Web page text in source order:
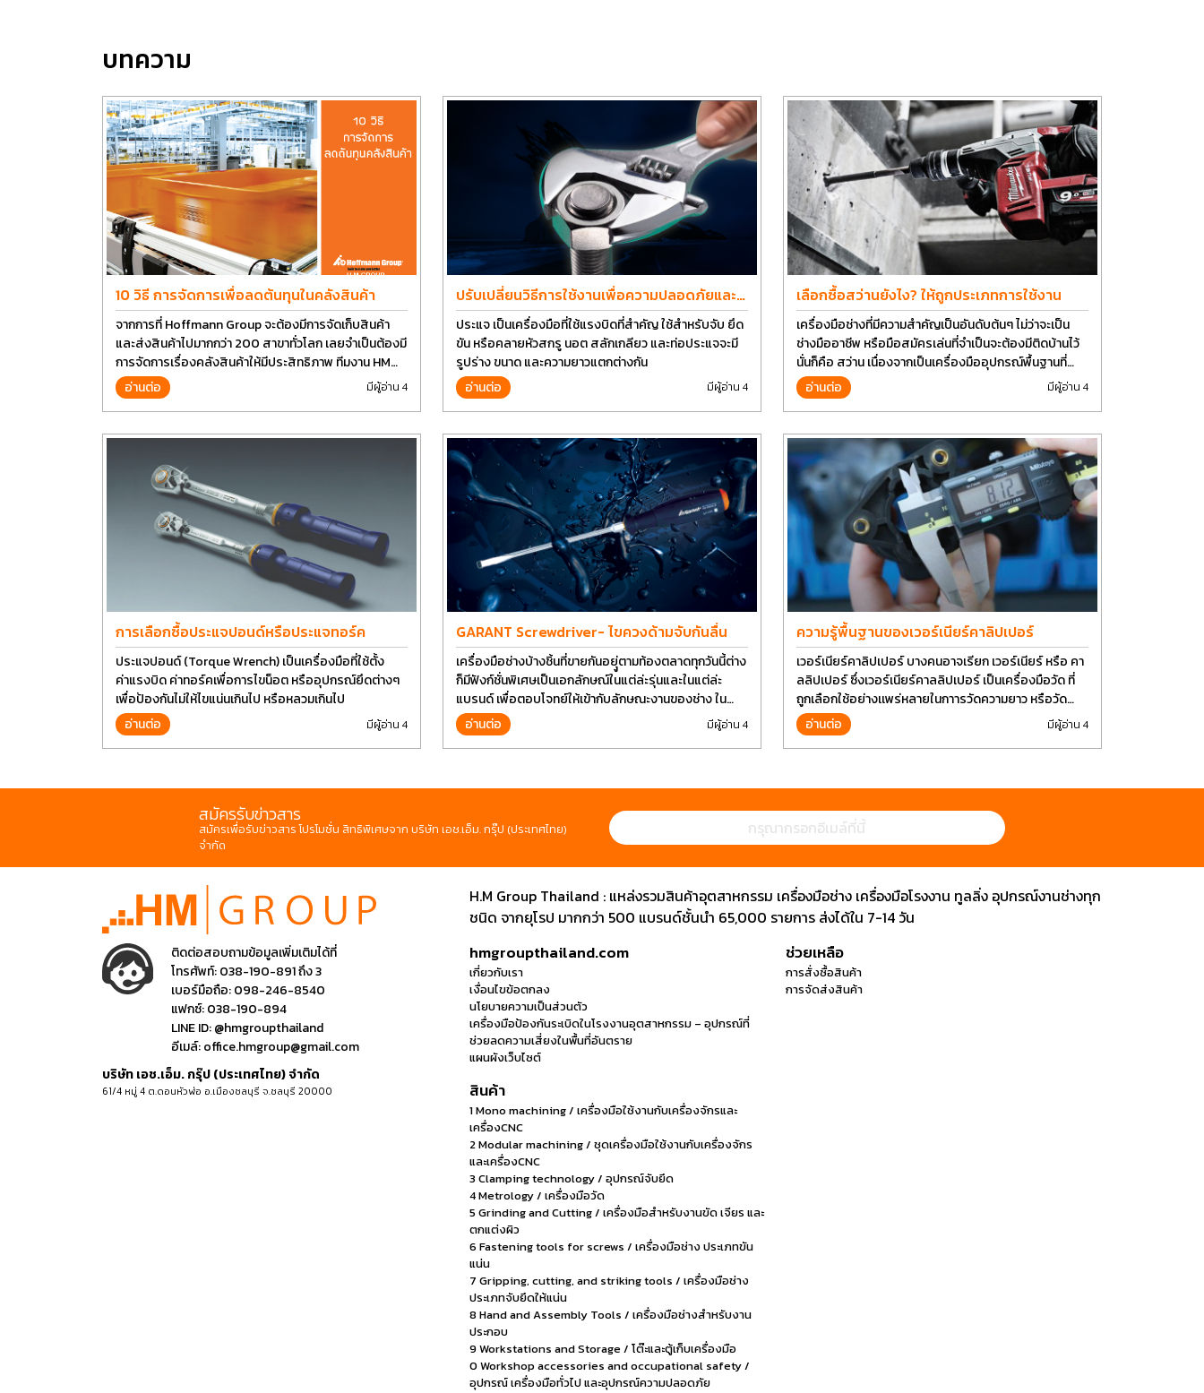
บทความ
10 วิธี การจัดการเพื่อลดต้นทุนในคลังสินค้า
จากการที่ Hoffmann Group จะต้องมีการจัดเก็บสินค้า
และส่งสินค้าไปมากกว่า 200 สาขาทั่วโลก เลยจำเป็นต้องมี
การจัดการเรื่องคลังสินค้าให้มีประสิทธิภาพ ทีมงาน HM
Group เลยอยากนำวิธีการบางส่วนมาแบ่งปันกัน
อ่านต่อ มีผู้อ่าน 4
ปรับเปลี่ยนวิธีการใช้งานเพื่อความปลอดภัยและ
ยืดอายุการใช้งานประแจได้อีกนาน
ประแจ เป็นเครื่องมือที่ใช้แรงบิดที่สำคัญ ใช้สำหรับจับ ยึด
ขัน หรือคลายหัวสกรู นอต สลักเกลียว และท่อประแจจะมี
รูปร่าง ขนาด และความยาวแตกต่างกัน
อ่านต่อ
มีผู้อ่าน 4
เลือกซื้อสว่านยังไง? ให้ถูกประเภทการใช้งาน
เครื่องมือช่างที่มีความสำคัญเป็นอันดับต้นๆ ไม่ว่าจะเป็น
ช่างมืออาชีพ หรือมือสมัครเล่นที่จำเป็นจะต้องมีติดบ้านไว้
นั่นก็คือ สว่าน เนื่องจากเป็นเครื่องมืออุปกรณ์พื้นฐานที่
สามารถใช้ได้กับงานหลากหลายทั่วไป เรียกว่า เป็นเครื่อง
มือที่ใช้ง่าย ใครๆก็สามารถใช้ได้
อ่านต่อ มีผู้อ่าน 4
การเลือกซื้อประแจปอนด์หรือประแจทอร์ค
ประแจปอนด์ (Torque Wrench) เป็นเครื่องมือที่ใช้ตั้ง
ค่าแรงบิด ค่าทอร์คเพื่อการไขน็อต หรืออุปกรณ์ยึดต่างๆ
เพื่อป้องกันไม่ให้ไขแน่นเกินไป หรือหลวมเกินไป
อ่านต่อ
มีผู้อ่าน 4
GARANT Screwdriver- ไขควงด้ามจับกันลื่น
เครื่องมือช่างบ้างชิ้นที่ขายกันอยุู่ตามท้องตลาดทุกวันนี้ต่าง
ก็มีฟังก์ชั่นพิเศษเป็นเอกลักษณ์ในแต่ล่ะรุ่นและในแต่ล่ะ
แบรนด์ เพื่อตอบโจทย์ให้เข้ากับลักษณะงานของช่าง ใน
ปัจจุบันเราใช้งานอุปกรณ์ช่างพื้นฐานอย่างไขควงกันในงาน
หลายประเภททำให้มีการปรับเปลี่ยนรูปแบบ
อ่านต่อ มีผู้อ่าน 4
ความรู้พื้นฐานของเวอร์เนียร์คาลิปเปอร์
เวอร์เนียร์คาลิปเปอร์ บางคนอาจเรียก เวอร์เนียร์ หรือ คา
ลลิปเปอร์ ซึ่งเวอร์เนียร์คาลลิปเปอร์ เป็นเครื่องมือวัด ที่
ถูกเลือกใช้อย่างเเพร่หลายในกาารวัดความยาว หรือวัด
ขนาดของชิ้นงาน เพราะภายในเวอรเนียร์สามารถวัดได้ทั้ง
ความยาว ความกว้าง หรือ ความลึก
อ่านต่อ มีผู้อ่าน 4
สมัครรับข่าวสาร
สมัครเพื่อรับข่าวสาร โปรโมชั่น สิทธิพิเศษจาก บริษัท เอช.เอ็ม. กรุ๊ป (ประเทศไทย)
จำกัด
ติดต่อสอบถามข้อมูลเพิ่มเติมได้ที่
โทรศัพท์:038-190-891 ถึง 3
เบอร์มือถือ:098-246-8540
แฟกซ์:038-190-894
LINE ID:@hmgroupthailand
อีเมล์:office.hmgroup@gmail.com
บริษัท เอช.เอ็ม. กรุ๊ป (ประเทศไทย) จำกัด
61/4 หมู่ 4 ต.ดอนหัวฬ่อ อ.เมืองชลบุรี จ.ชลบุรี 20000
H.M Group Thailand : แหล่งรวมสินค้าอุตสาหกรรม เครื่องมือช่าง เครื่องมือโรงงาน ทูลลิ่ง อุปกรณ์งานช่างทุก
ชนิด จากยุโรป มากกว่า 500 แบรนด์ชั้นนำ 65,000 รายการ ส่งได้ใน 7-14 วัน
hmgroupthailand.com
เกี่ยวกับเรา
เงื่อนไขข้อตกลง
นโยบายความเป็นส่วนตัว
เครื่องมือป้องกันระเบิดในโรงงานอุตสาหกรรม – อุปกรณ์ที่
ช่วยลดความเสี่ยงในพื้นที่อันตราย
แผนผังเว็บไซต์
ช่วยเหลือ
การสั่งซื้อสินค้า
การจัดส่งสินค้า
สินค้า
1 Mono machining / เครื่องมือใช้งานกับเครื่องจักรและ
เครื่องCNC
2 Modular machining / ชุดเครื่องมือใช้งานกับเครื่องจักร
และเครื่องCNC
3 Clamping technology / อุปกรณ์จับยึด
4 Metrology / เครื่องมือวัด
5 Grinding and Cutting / เครื่องมือสำหรับงานขัด เจียร และ
ตกแต่งผิว
6 Fastening tools for screws / เครื่องมือช่าง ประเภทขัน
แน่น
7 Gripping, cutting, and striking tools / เครื่องมือช่าง
ประเภทจับยึดให้แน่น
8 Hand and Assembly Tools / เครื่องมือช่างสำหรับงาน
ประกอบ
9 Workstations and Storage / โต๊ะและตู้เก็บเครื่องมือ
0 Workshop accessories and occupational safety /
อุปกรณ์ เครื่องมือทั่วไป และอุปกรณ์ความปลอดภัย